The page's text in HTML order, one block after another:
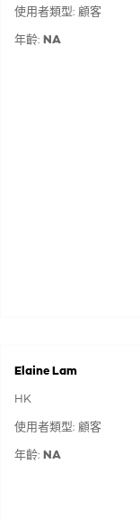
使用者類型: 顧客
年齡: NA
Elaine Lam
HK
使用者類型: 顧客
年齡: NA